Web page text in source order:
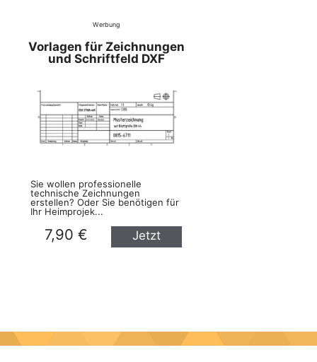
Werbung
Vorlagen für Zeichnungen
und Schriftfeld DXF
Sie wollen professionelle
technische Zeichnungen
erstellen? Oder Sie benötigen für
Ihr Heimprojek...
7,90 €
Jetzt